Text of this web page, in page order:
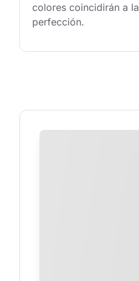
colores coincidirán a la
perfección.